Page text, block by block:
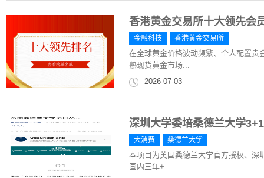
香港黄金交易所十大领先会
金融科技 香港黄金交易所
在全球黄金价格波动频繁、个人配置贵
熟现货黄金市场...
2026-07-03
深圳大学委培桑德兰大学
大消费 桑德兰大学
本项目为英国桑德兰大学官方授权、深
国内三年+...